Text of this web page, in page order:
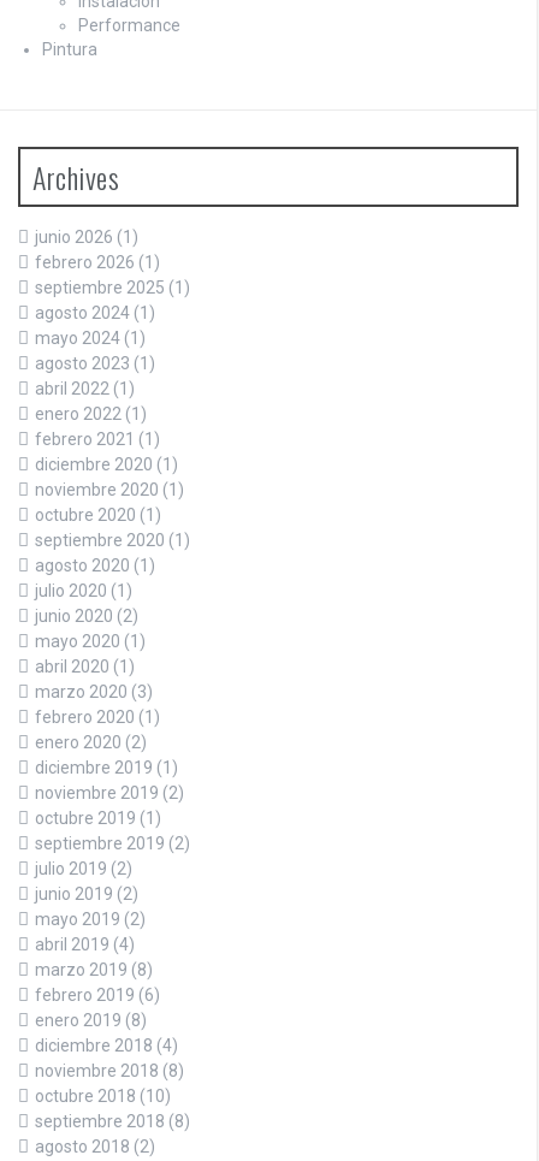
Performance
Pintura
Archives
junio 2026 (1)
febrero 2026 (1)
septiembre 2025 (1)
agosto 2024 (1)
mayo 2024 (1)
agosto 2023 (1)
abril 2022 (1)
enero 2022 (1)
febrero 2021 (1)
diciembre 2020 (1)
noviembre 2020 (1)
octubre 2020 (1)
septiembre 2020 (1)
agosto 2020 (1)
julio 2020 (1)
junio 2020 (2)
mayo 2020 (1)
abril 2020 (1)
marzo 2020 (3)
febrero 2020 (1)
enero 2020 (2)
diciembre 2019 (1)
noviembre 2019 (2)
octubre 2019 (1)
septiembre 2019 (2)
julio 2019 (2)
junio 2019 (2)
mayo 2019 (2)
abril 2019 (4)
marzo 2019 (8)
febrero 2019 (6)
enero 2019 (8)
diciembre 2018 (4)
noviembre 2018 (8)
octubre 2018 (10)
septiembre 2018 (8)
agosto 2018 (2)